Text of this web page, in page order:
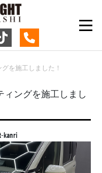
を施工しました！
ィングを施工しまし
kanri